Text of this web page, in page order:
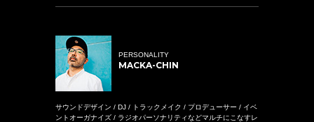
PERSONALITY
MACKA-CHIN
サウンドデザイン / DJ / トラックメイク / プロデューサー / イベ
ントオーガナイズ / ラジオパーソナリティなどマルチにこなすレ